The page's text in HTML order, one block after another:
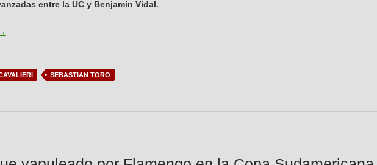
entre la UC y Benjamín Vidal.
Cavalieri entrega la serie: “Está definida”
SEBASTIAN TORO